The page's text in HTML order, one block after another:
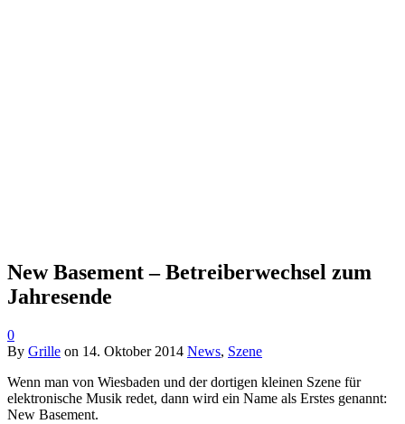
New Basement – Betreiberwechsel zum
Jahresende
0
By Grille on 14. Oktober 2014 News, Szene
Wenn man von Wiesbaden und der dortigen kleinen Szene für
elektronische Musik redet, dann wird ein Name als Erstes genannt:
New Basement.